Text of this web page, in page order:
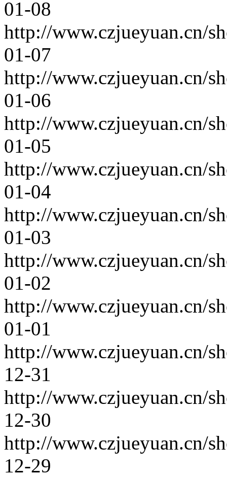
01-08
http://www.czjueyuan.cn/
01-07
http://www.czjueyuan.cn/
01-06
http://www.czjueyuan.cn/
01-05
http://www.czjueyuan.cn/
01-04
http://www.czjueyuan.cn/
01-03
http://www.czjueyuan.cn/
01-02
http://www.czjueyuan.cn/
01-01
http://www.czjueyuan.cn/
12-31
http://www.czjueyuan.cn/
12-30
http://www.czjueyuan.cn/
12-29